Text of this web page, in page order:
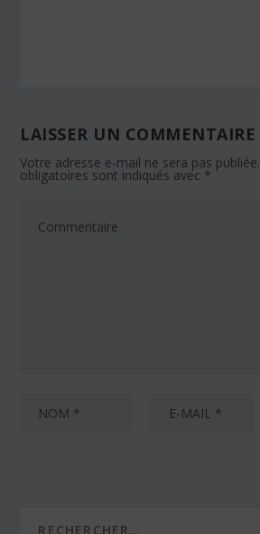
LAISSER UN COMMENTAIRE
Votre adresse e-mail ne sera pas publiée.
obligatoires sont indiqués avec *